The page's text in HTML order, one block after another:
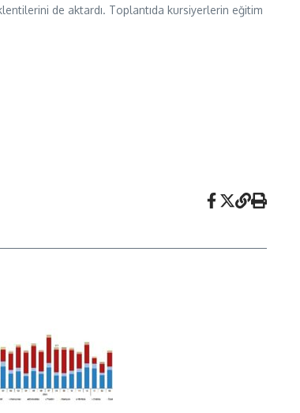
de aktardı. Toplantıda kursiyerlerin eğitim